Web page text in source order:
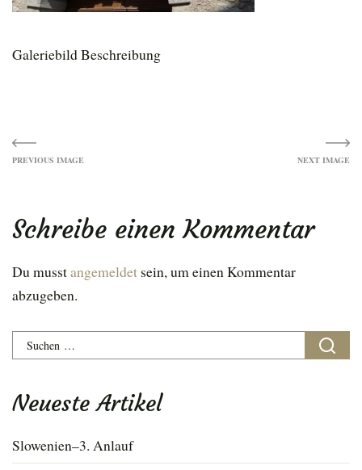
Galeriebild Beschreibung
Image
Schreibe einen Kommentar
Du musstangemeldet sein, um einen Kommentar
abzugeben.
Suchen
nach:
Neueste Artikel
Slowenien–3. Anlauf